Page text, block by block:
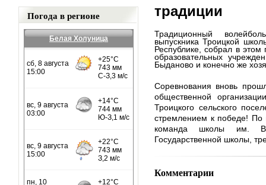
Погода в регионе
Белая Холуница
традиции
Традиционный
выпускника Троицкой
Республике, собрал в этом
образовательных
Быданово и конечно же
Соревнования вновь
общественной
Троицкого сельского
стремлением к победе! По
команда школы им.
Государственной школы,
Комментарии